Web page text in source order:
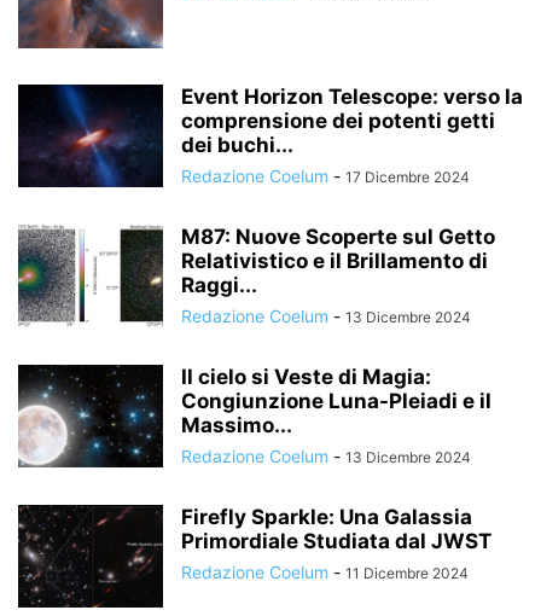
Event Horizon Telescope: verso la
comprensione dei potenti getti
dei buchi...
Redazione Coelum - 17 Dicembre 2024
M87: Nuove Scoperte sul Getto
Relativistico e il Brillamento di
Raggi...
Redazione Coelum - 13 Dicembre 2024
Il cielo si Veste di Magia:
Congiunzione Luna-Pleiadi e il
Massimo...
Redazione Coelum - 13 Dicembre 2024
Firefly Sparkle: Una Galassia
Primordiale Studiata dal JWST
Redazione Coelum - 11 Dicembre 2024